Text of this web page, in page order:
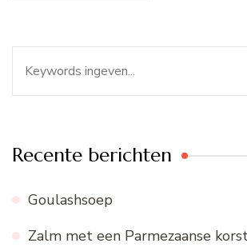
naar:
Recente berichten
Goulashsoep
Zalm met een Parmezaanse